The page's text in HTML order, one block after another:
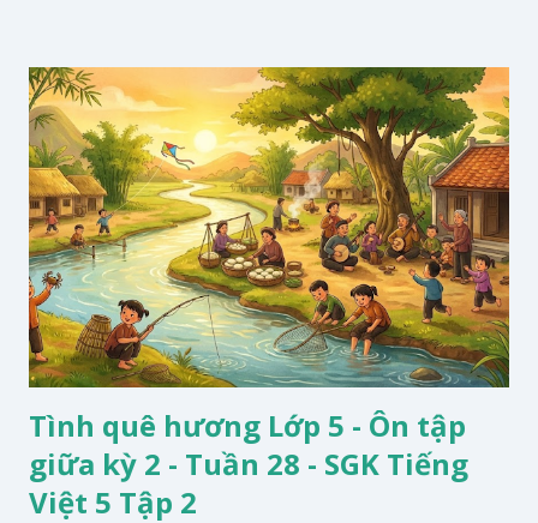
Tình quê hương Lớp 5 - Ôn tập
giữa kỳ 2 - Tuần 28 - SGK Tiếng
Việt 5 Tập 2